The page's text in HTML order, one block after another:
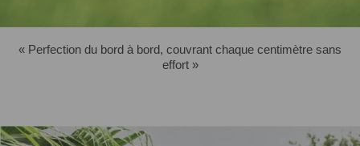
« Perfection du bord à bord, couvrant chaque centimètre sans
effort »